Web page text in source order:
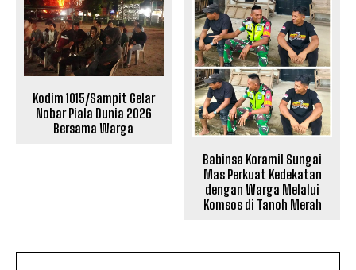
Kodim 1015/Sampit Gelar
Nobar Piala Dunia 2026
Bersama Warga
Babinsa Koramil Sungai
Mas Perkuat Kedekatan
dengan Warga Melalui
Komsos di Tanoh Merah